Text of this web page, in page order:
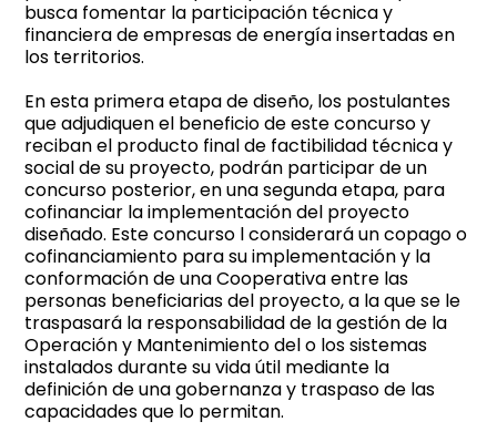
busca fomentar la participación técnica y
financiera de empresas de energía insertadas en
los territorios.
En esta primera etapa de diseño, los postulantes
que adjudiquen el beneficio de este concurso y
reciban el producto final de factibilidad técnica y
social de su proyecto, podrán participar de un
concurso posterior, en una segunda etapa, para
cofinanciar la implementación del proyecto
diseñado. Este concurso l considerará un copago o
cofinanciamiento para su implementación y la
conformación de una Cooperativa entre las
personas beneficiarias del proyecto, a la que se le
traspasará la responsabilidad de la gestión de la
Operación y Mantenimiento del o los sistemas
instalados durante su vida útil mediante la
definición de una gobernanza y traspaso de las
capacidades que lo permitan.